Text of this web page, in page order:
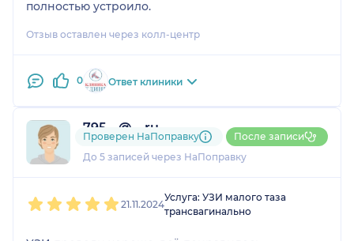
полностью устроило.
Отзыв оставлен через колл-центр
0 Ответ клиники
795....@....ru
2 отзыва
До 5 записей через НаПоправку
Проверен НаПоправку После записи
21.11.2024
Услуга: УЗИ малого таза
трансвагинально